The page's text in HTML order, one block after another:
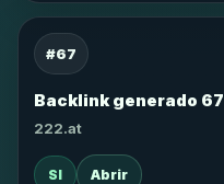
#67
Backlink generado 67
222.at
SI Abrir